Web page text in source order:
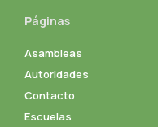
Páginas
Asambleas
Autoridades
Contacto
Escuelas